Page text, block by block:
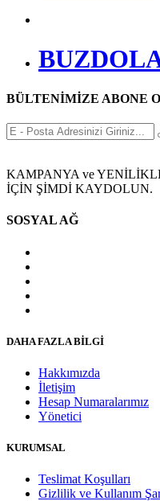
BÜLTENİMİZE ABONE
KAMPANYA ve
İÇİN ŞİMDİ KAYDOLUN.
SOSYAL AĞ
DAHA FAZLA BİLGİ
Hakkımızda
İletişim
Hesap Numaralarımız
Yönetici
KURUMSAL
Teslimat Koşulları
Gizlilik ve Kullanım